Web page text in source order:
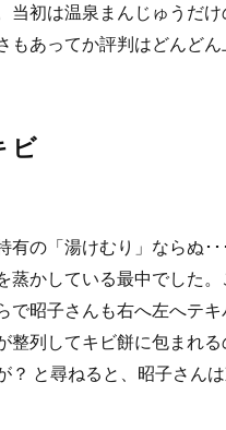
当初は温泉まんじゅうだけ
もあってか評判はどんどん
ビ
の「湯けむり」ならぬ･･
かしている最中でした。
で昭子さんも右へ左へテキ
整列してキビ餅に包まれる
？ と尋ねると、昭子さん